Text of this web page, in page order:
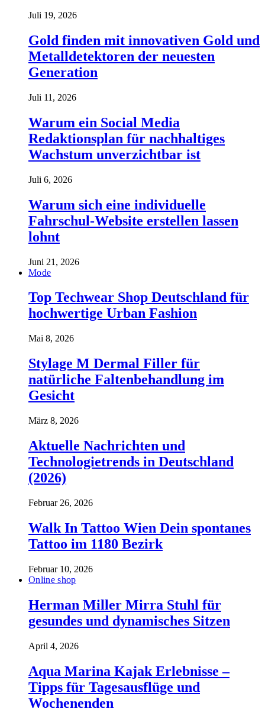
Juli 19, 2026
Gold finden mit innovativen Gold und
Metalldetektoren der neuesten
Generation
Juli 11, 2026
Warum ein Social Media
Redaktionsplan für nachhaltiges
Wachstum unverzichtbar ist
Juli 6, 2026
Warum sich eine individuelle
Fahrschul-Website erstellen lassen
lohnt
Juni 21, 2026
Mode
Top Techwear Shop Deutschland für
hochwertige Urban Fashion
Mai 8, 2026
Stylage M Dermal Filler für
natürliche Faltenbehandlung im
Gesicht
März 8, 2026
Aktuelle Nachrichten und
Technologietrends in Deutschland
(2026)
Februar 26, 2026
Walk In Tattoo Wien Dein spontanes
Tattoo im 1180 Bezirk
Februar 10, 2026
Online shop
Herman Miller Mirra Stuhl für
gesundes und dynamisches Sitzen
April 4, 2026
Aqua Marina Kajak Erlebnisse –
Tipps für Tagesausflüge und
Wochenenden